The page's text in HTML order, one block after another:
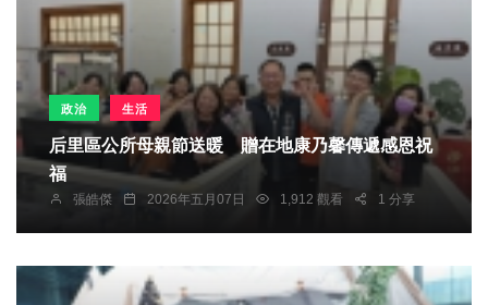
政治 生活
后里區公所母親節送暖 贈在地康乃馨傳遞感恩祝
福
張皓傑 2026年五月07日 1,912 觀看 1 分享